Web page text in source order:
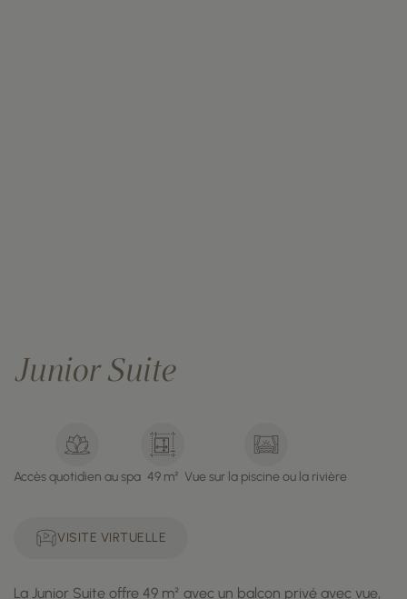
Junior Suite
Accès quotidien au spa 49 m² Vue sur la piscine ou la rivière
VISITE VIRTUELLE
La Junior Suite offre 49 m² avec un balcon privé avec vue,